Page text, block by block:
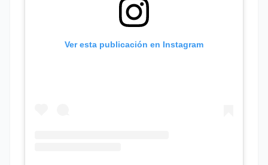
Ver esta publicación en Instagram